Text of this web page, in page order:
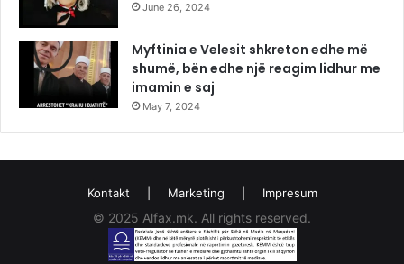
June 26, 2024
Myftinia e Velesit shkreton edhe më
shumë, bën edhe një reagim lidhur me
imamin e saj
May 7, 2024
Kontakt Marketing Impresum
© 2025 Alfax.mk. All rights reserved.